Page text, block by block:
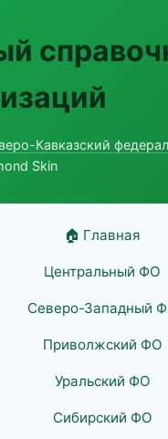
Кавказский
Skin
🏠 Главная
Центральный ФО
Северо-Западный
Приволжский ФО
Уральский ФО
Сибирский ФО